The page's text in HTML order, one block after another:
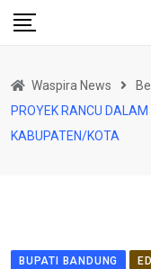
Skip
Waspira News
PROYEK RANCU
KABUPATEN/KOTA
BUPATI BANDUNG